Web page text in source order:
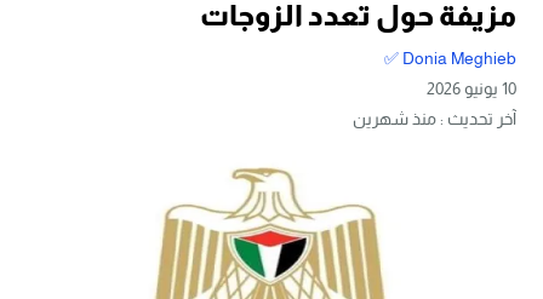
مزيفة حول تعدد الزوجات
Donia Meghieb ✅
10 يونيو 2026
آخر تحديث :منذ شهرين